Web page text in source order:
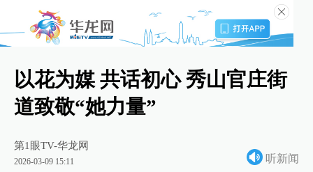
以花为媒 共话初心 秀山官庄街
道致敬“她力量”
第1眼TV-华龙网
2026-03-09 15:11 听新闻